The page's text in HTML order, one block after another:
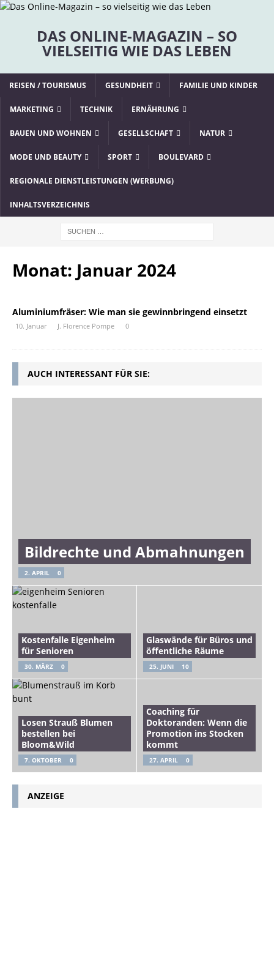
DAS ONLINE-MAGAZIN – SO
VIELSEITIG WIE DAS LEBEN
REISEN / TOURISMUS GESUNDHEIT FAMILIE UND KINDER
MARKETING TECHNIK ERNÄHRUNG
BAUEN UND WOHNEN GESELLSCHAFT NATUR
MODE UND BEAUTY SPORT BOULEVARD
REGIONALE DIENSTLEISTUNGEN (WERBUNG)
INHALTSVERZEICHNIS
Monat: Januar 2024
Aluminiumfräser: Wie man sie gewinnbringend einsetzt
10. Januar J. Florence Pompe 0
AUCH INTERESSANT FÜR SIE:
Bildrechte und Abmahnungen
2. APRIL 0
Kostenfalle Eigenheim
für Senioren
30. MÄRZ 0
Glaswände für Büros und
öffentliche Räume
25. JUNI 10
Losen Strauß Blumen
bestellen bei
Bloom&Wild
7. OKTOBER 0
Coaching für
Doktoranden: Wenn die
Promotion ins Stocken
kommt
27. APRIL 0
ANZEIGE